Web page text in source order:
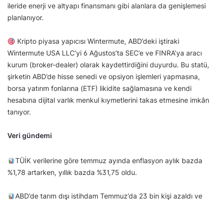
ileride enerji ve altyapı finansmanı gibi alanlara da genişlemesi
planlanıyor.
Kripto piyasa yapıcısı Wintermute, ABD’deki iştiraki
Wintermute USA LLC’yi 6 Ağustos’ta SEC’e ve FINRA’ya aracı
kurum (broker-dealer) olarak kaydettirdiğini duyurdu. Bu statü,
şirketin ABD’de hisse senedi ve opsiyon işlemleri yapmasına,
borsa yatırım fonlarına (ETF) likidite sağlamasına ve kendi
hesabına dijital varlık menkul kıymetlerini takas etmesine imkân
tanıyor.
Veri gündemi
TÜİK verilerine göre temmuz ayında enflasyon aylık bazda
%1,78 artarken, yıllık bazda %31,75 oldu.
ABD’de tarım dışı istihdam Temmuz’da 23 bin kişi azaldı ve